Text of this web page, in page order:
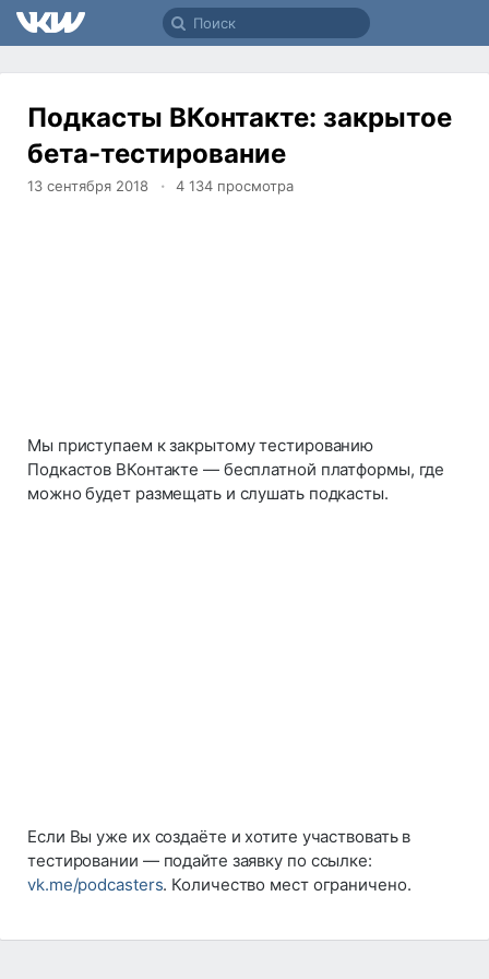
Подкасты ВКонтакте: закрытое
бета-тестирование
13 сентября 2018 4 134 просмотра
Мы приступаем к закрытому тестированию
Подкастов ВКонтакте — бесплатной платформы, где
можно будет размещать и слушать подкасты.
Если Вы уже их создаёте и хотите участвовать в
тестировании — подайте заявку по ссылке:
vk.me/podcasters. Количество мест ограничено.